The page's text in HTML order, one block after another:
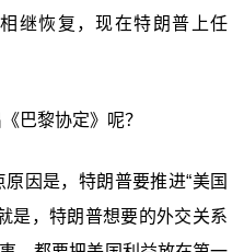
继恢复，现在特朗普上任
巴黎协定》呢？
因是，特朗普要推进“美国
是，特朗普想要的外交关系